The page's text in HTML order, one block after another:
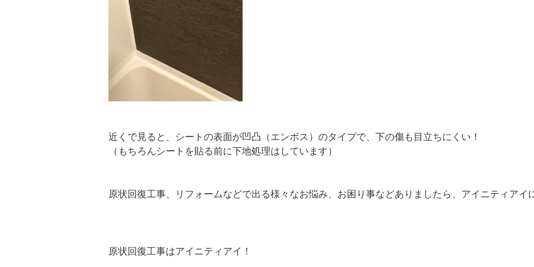
近くで見ると、シートの表面が凹凸（エンボス）のタイプで、下の傷も目立ちにくい！
（もちろんシートを貼る前に下地処理はしています）
原状回復工事、リフォームなどで出る様々なお悩み、お困り事などありましたら、アイニティアイ
原状回復工事はアイニティアイ！